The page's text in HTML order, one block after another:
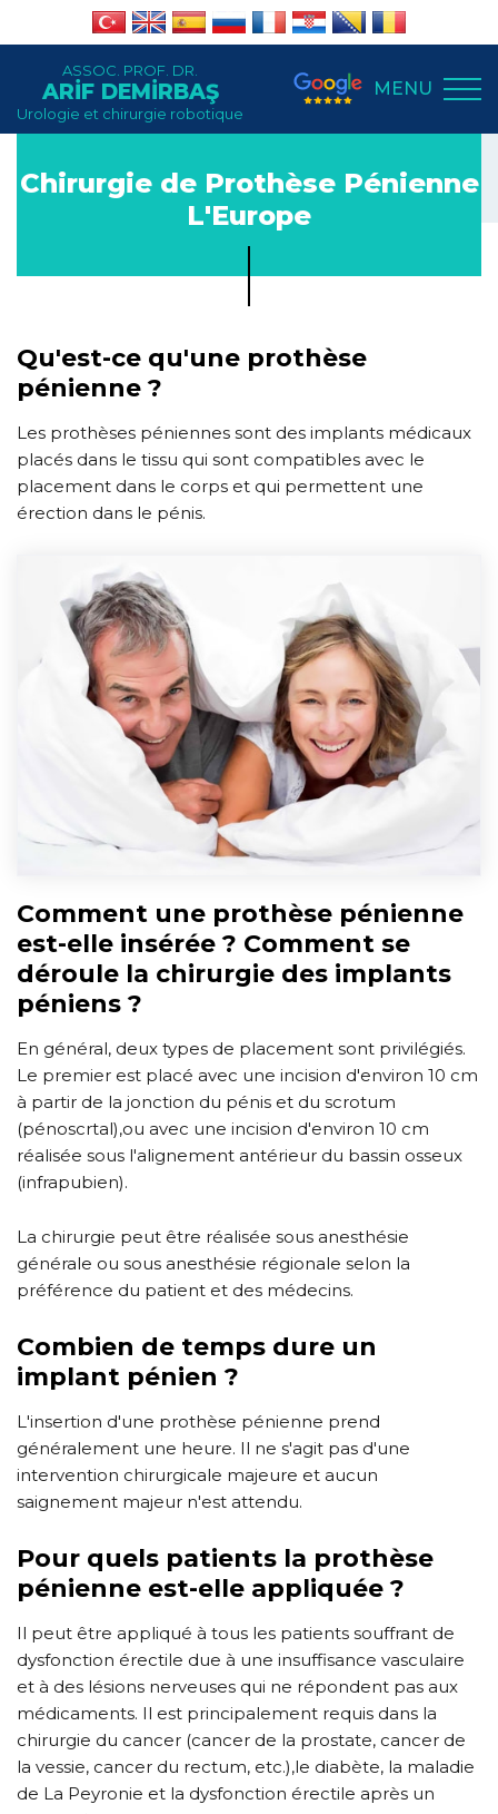
ASSOC. PROF. DR.
ARİF DEMİRBAŞ
Urologie et chirurgie robotique
MENU
Chirurgie de Prothèse Pénienne
L'Europe
Qu'est-ce qu'une prothèse
pénienne ?
Les prothèses péniennes sont des implants médicaux
placés dans le tissu qui sont compatibles avec le
placement dans le corps et qui permettent une
érection dans le pénis.
Comment une prothèse pénienne
est-elle insérée ? Comment se
déroule la chirurgie des implants
péniens ?
En général, deux types de placement sont privilégiés.
Le premier est placé avec une incision d'environ 10 cm
à partir de la jonction du pénis et du scrotum
(pénoscrtal),ou avec une incision d'environ 10 cm
réalisée sous l'alignement antérieur du bassin osseux
(infrapubien).
La chirurgie peut être réalisée sous anesthésie
générale ou sous anesthésie régionale selon la
préférence du patient et des médecins.
Combien de temps dure un
implant pénien ?
L'insertion d'une prothèse pénienne prend
généralement une heure. Il ne s'agit pas d'une
intervention chirurgicale majeure et aucun
saignement majeur n'est attendu.
Pour quels patients la prothèse
pénienne est-elle appliquée ?
Il peut être appliqué à tous les patients souffrant de
dysfonction érectile due à une insuffisance vasculaire
et à des lésions nerveuses qui ne répondent pas aux
médicaments. Il est principalement requis dans la
chirurgie du cancer (cancer de la prostate, cancer de
la vessie, cancer du rectum, etc.),le diabète, la maladie
de La Peyronie et la dysfonction érectile après un